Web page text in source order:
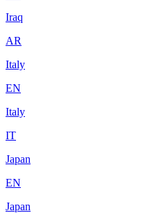
Iraq
AR
Italy
EN
Italy
IT
Japan
EN
Japan